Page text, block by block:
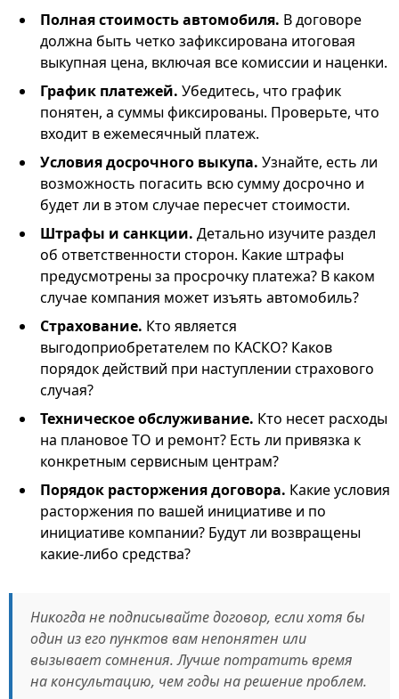
Полная стоимость автомобиля. В договоре
должна быть четко зафиксирована итоговая
выкупная цена, включая все комиссии и наценки.
График платежей. Убедитесь, что график
понятен, а суммы фиксированы. Проверьте, что
входит в ежемесячный платеж.
Условия досрочного выкупа. Узнайте, есть ли
возможность погасить всю сумму досрочно и
будет ли в этом случае пересчет стоимости.
Штрафы и санкции. Детально изучите раздел
об ответственности сторон. Какие штрафы
предусмотрены за просрочку платежа? В каком
случае компания может изъять автомобиль?
Страхование. Кто является
выгодоприобретателем по КАСКО? Каков
порядок действий при наступлении страхового
случая?
Техническое обслуживание. Кто несет расходы
на плановое ТО и ремонт? Есть ли привязка к
конкретным сервисным центрам?
Порядок расторжения договора. Какие условия
расторжения по вашей инициативе и по
инициативе компании? Будут ли возвращены
какие-либо средства?
Никогда не подписывайте договор, если хотя бы
один из его пунктов вам непонятен или
вызывает сомнения. Лучше потратить время
на консультацию, чем годы на решение проблем.